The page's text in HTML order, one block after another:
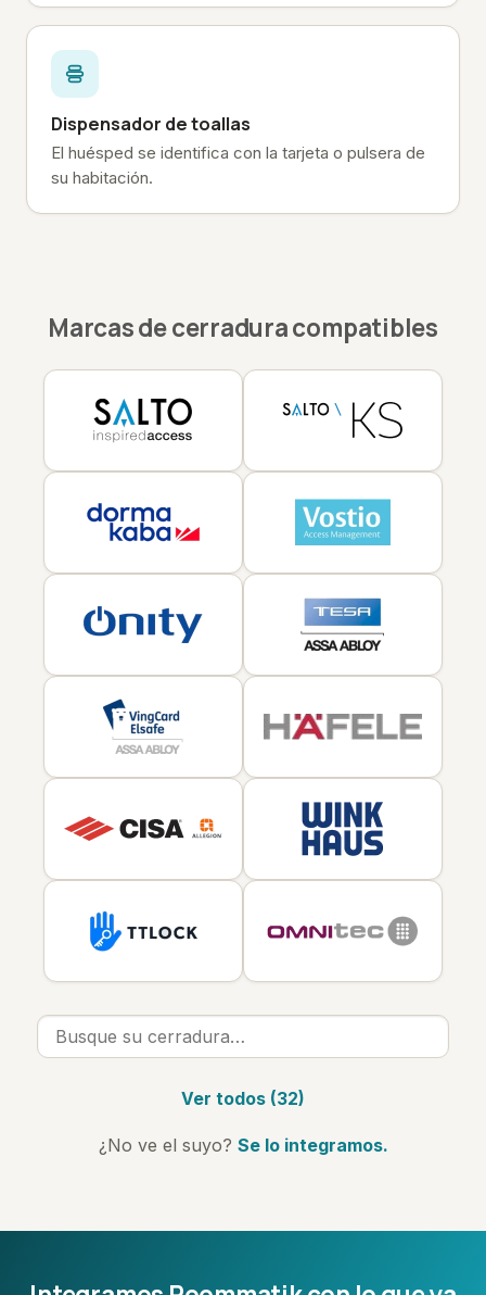
Dispensador de toallas
El huésped se identifica con la tarjeta o pulsera de
su habitación.
Marcas de cerradura compatibles
Ver todos (32)
¿No ve el suyo? Se lo integramos.